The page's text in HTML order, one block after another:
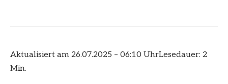
Aktualisiert am 26.07.2025 – 06:10 UhrLesedauer: 2
Min.